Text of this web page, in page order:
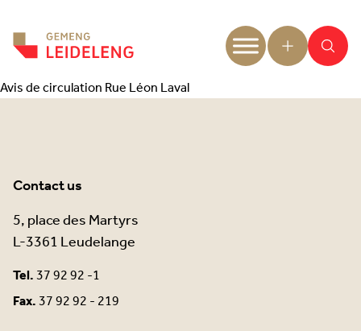
Avis de circulation Rue Léon Laval
Contact us
5, place des Martyrs
L-3361 Leudelange
Tel.37 92 92 -1
Fax.37 92 92 - 219